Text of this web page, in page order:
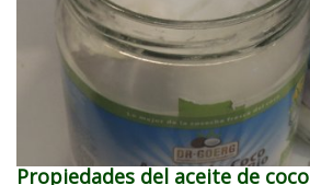
Propiedades del aceite de coco